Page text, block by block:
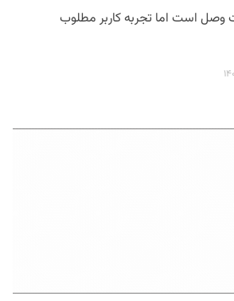
وصل است اما تجربه کاربر مطلوب